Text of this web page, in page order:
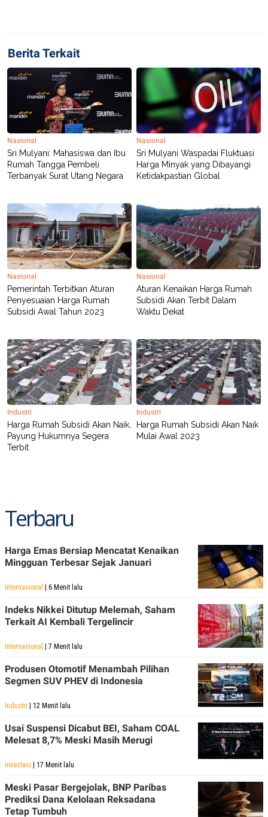
N
A
N
C
K
E
M
I
P
A
E
R
D
V
R
T
N
G
K
G
M
E
D
I
A
.
SITEMAPPROFILETERM
OF
USE
PEDOMAN
PEMBERITAAN
SIBER
PRIVACY
POLICY
Berita Terkait
Nasional
Sri Mulyani: Mahasiswa dan Ibu
Rumah Tangga Pembeli
Terbanyak Surat Utang Negara
Nasional
Sri Mulyani Waspadai Fluktuasi
Harga Minyak yang Dibayangi
Ketidakpastian Global
Nasional
Pemerintah Terbitkan Aturan
Penyesuaian Harga Rumah
Subsidi Awal Tahun 2023
Nasional
Aturan Kenaikan Harga Rumah
Subsidi Akan Terbit Dalam
Waktu Dekat
Industri
Harga Rumah Subsidi Akan Naik,
Payung Hukumnya Segera
Terbit
Industri
Harga Rumah Subsidi Akan Naik
Mulai Awal 2023
Terbaru
Harga Emas Bersiap Mencatat Kenaikan
Mingguan Terbesar Sejak Januari
Internasional | 6 Menit lalu
Indeks Nikkei Ditutup Melemah, Saham
Terkait AI Kembali Tergelincir
Internasional | 7 Menit lalu
Produsen Otomotif Menambah Pilihan
Segmen SUV PHEV di Indonesia
Industri | 12 Menit lalu
Usai Suspensi Dicabut BEI, Saham COAL
Melesat 8,7% Meski Masih Merugi
Investasi | 17 Menit lalu
Meski Pasar Bergejolak, BNP Paribas
Prediksi Dana Kelolaan Reksadana
Tetap Tumbuh